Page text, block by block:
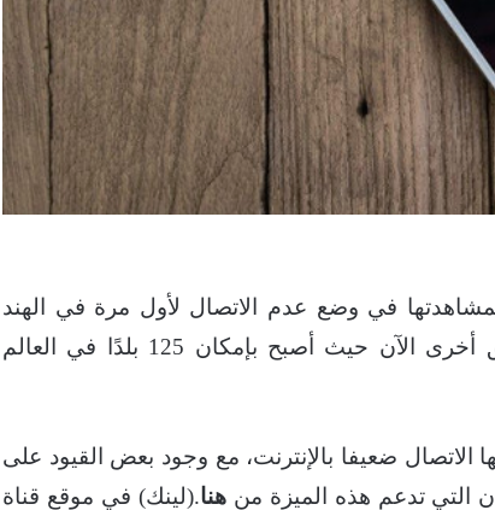
في وضع عدم الاتصال لأول مرة في الهند
عام 2014، وقد تم نشر هذه الميزة إلى مناطق أخرى الآن حيث أصبح بإمكان 125 بلدًا في العالم
الاتصال ضعيفا بالإنترنت، مع وجود بعض القيود على
التي تدعم هذه الميزة منهنا.(لينك) في موقع قناة